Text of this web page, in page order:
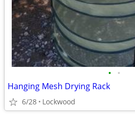
• •
Hanging Mesh Drying Rack
6/28 Lockwood